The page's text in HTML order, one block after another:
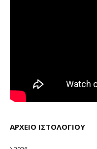
ΑΡΧΕΙΟ ΙΣΤΟΛΟΓΙΟΥ